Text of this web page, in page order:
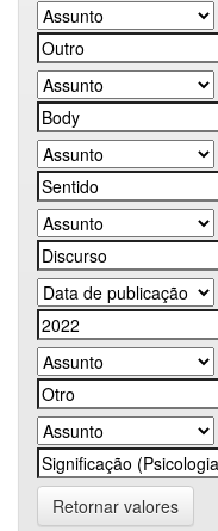
Retornar valores